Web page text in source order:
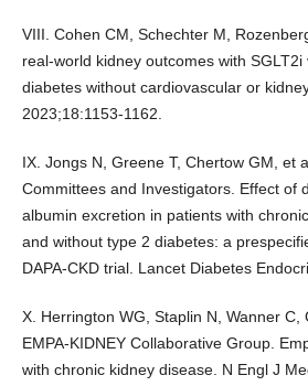
VIII. Cohen CM, Schechter M,
real-world kidney outcomes with
diabetes without cardiovascular or
2023;18:1153-1162.
IX. Jongs N, Greene T, Chertow GM, et
Committees and Investigators. Effect of
albumin excretion in patients with
and without type 2 diabetes: a
DAPA-CKD trial. Lancet Diabetes
X. Herrington WG, Staplin N, Wanner C,
EMPA-KIDNEY Collaborative Group.
with chronic kidney disease. N Engl J